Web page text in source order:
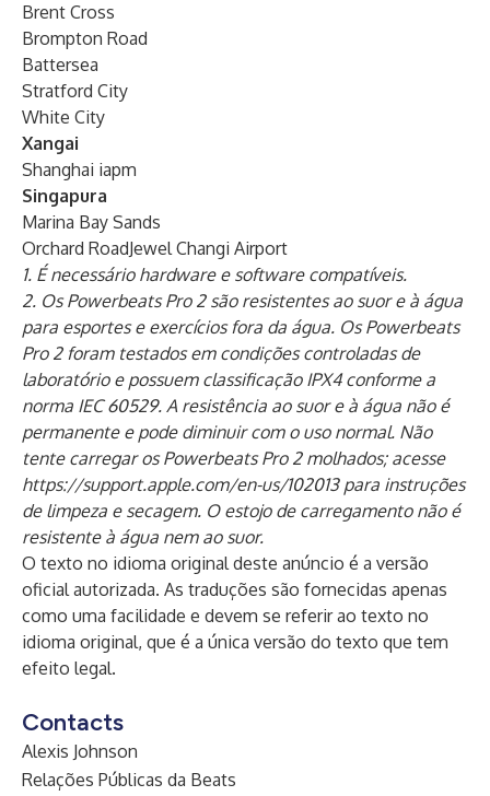
Brent Cross
Brompton Road
Battersea
Stratford City
White City
Xangai
Shanghai iapm
Singapura
Marina Bay Sands
Orchard RoadJewel Changi Airport
1. É necessário hardware e software compatíveis.
2. Os Powerbeats Pro 2 são resistentes ao suor e à água
para esportes e exercícios fora da água. Os Powerbeats
Pro 2 foram testados em condições controladas de
laboratório e possuem classificação IPX4 conforme a
norma IEC 60529. A resistência ao suor e à água não é
permanente e pode diminuir com o uso normal. Não
tente carregar os Powerbeats Pro 2 molhados; acesse
https://support.apple.com/en-us/102013 para instruções
de limpeza e secagem. O estojo de carregamento não é
resistente à água nem ao suor.
O texto no idioma original deste anúncio é a versão
oficial autorizada. As traduções são fornecidas apenas
como uma facilidade e devem se referir ao texto no
idioma original, que é a única versão do texto que tem
efeito legal.
Contacts
Alexis Johnson
Relações Públicas da Beats